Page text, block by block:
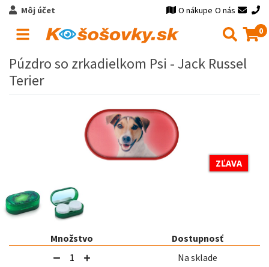
Môj účet O nákupe O nás
0
Púzdro so zrkadielkom Psi - Jack Russel
Terier
ZĽAVA
Množstvo
Dostupnosť
Na sklade